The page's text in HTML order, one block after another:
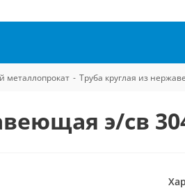
- Труба круглая из
э/св